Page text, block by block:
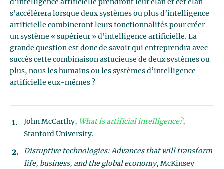
d’intelligence artificielle prendront leur élan et cet élan
s’accélérera lorsque deux systèmes ou plus d’intelligence
artificielle combineront leurs fonctionnalités pour créer
un système « supérieur » d’intelligence artificielle. La
grande question est donc de savoir qui entreprendra avec
succès cette combinaison astucieuse de deux systèmes ou
plus, nous les humains ou les systèmes d’intelligence
artificielle eux-mêmes ?
John McCarthy, What is artificial intelligence?,
Stanford University.
Disruptive technologies: Advances that will transform
life, business, and the global economy, McKinsey